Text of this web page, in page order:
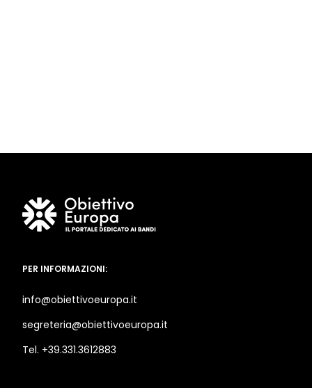
PER INFORMAZIONI:
info@obiettivoeuropa.it
segreteria@obiettivoeuropa.it
Tel. +39.331.3612883